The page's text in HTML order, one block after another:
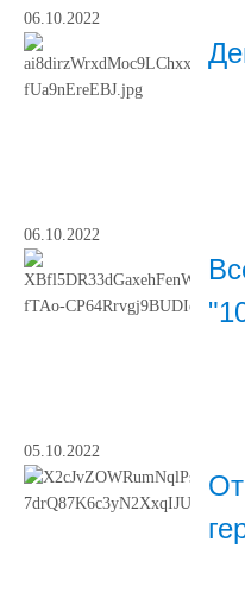
06.10.2022
06.10.2022
05.10.2022